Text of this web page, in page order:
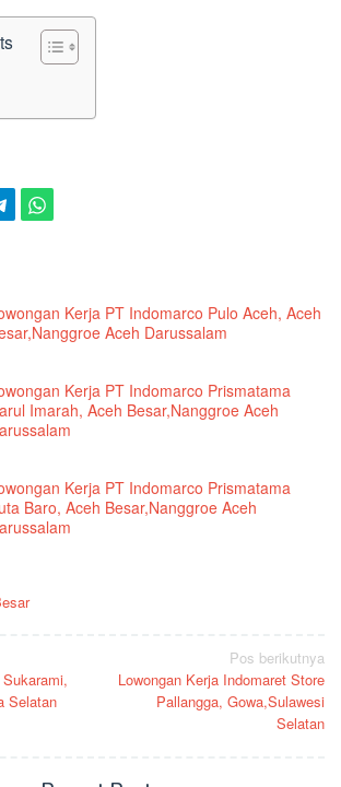
Kerja PT Indomarco Pulo Aceh, Aceh
Aceh Darussalam
Kerja PT Indomarco Prismatama
Imarah, Aceh Besar,Nanggroe Aceh
Kerja PT Indomarco Prismatama
Baro, Aceh Besar,Nanggroe Aceh
Selatan
Pos berikutnya
Lowongan Kerja Indomaret Store
Pallangga, Gowa,Sulawesi
Selatan